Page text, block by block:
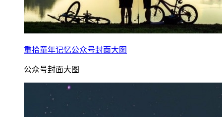
重拾童年记忆公众号封面大图
公众号封面大图